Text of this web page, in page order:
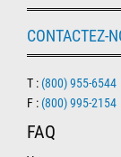
CONTACTEZ-
T : (800) 955-6544
F : (800) 995-2154
FAQ